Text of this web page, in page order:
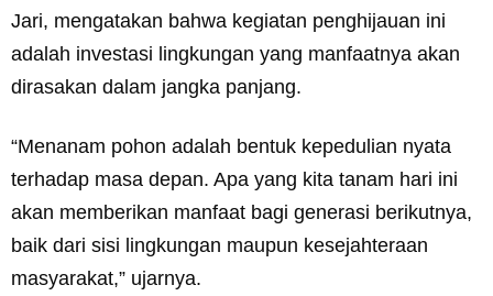
Jari, mengatakan bahwa kegiatan penghijauan ini
adalah investasi lingkungan yang manfaatnya akan
dirasakan dalam jangka panjang.
“Menanam pohon adalah bentuk kepedulian nyata
terhadap masa depan. Apa yang kita tanam hari ini
akan memberikan manfaat bagi generasi berikutnya,
baik dari sisi lingkungan maupun kesejahteraan
masyarakat,” ujarnya.